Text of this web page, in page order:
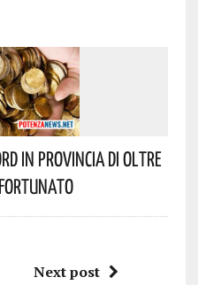
In Provincia Di Oltre
Next post